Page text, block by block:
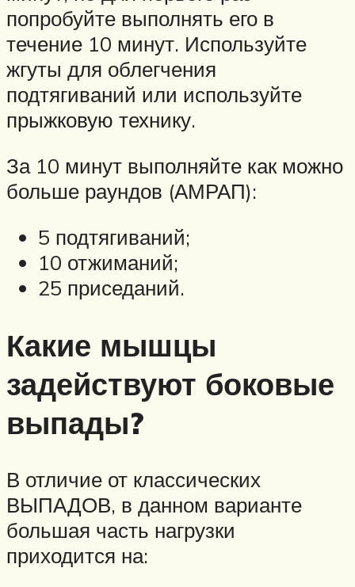
попробуйте выполнять его в
течение 10 минут. Используйте
жгуты для облегчения
подтягиваний или используйте
прыжковую технику.
За 10 минут выполняйте как можно
больше раундов (АМРАП):
5 подтягиваний;
10 отжиманий;
25 приседаний.
Какие мышцы
задействуют боковые
выпады?
В отличие от классических
ВЫПАДОВ, в данном варианте
большая часть нагрузки
приходится на: